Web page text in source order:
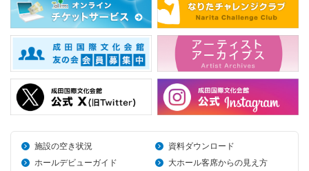
施設の空き状況
資料ダウンロード
ホールデビューガイド
大ホール客席からの見え方